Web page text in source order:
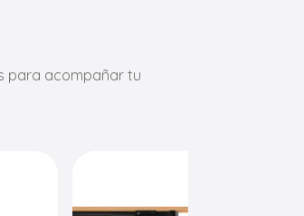
para acompañar tu